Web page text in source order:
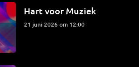
Hart voor Muziek
21 juni 2026 om 12:00